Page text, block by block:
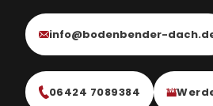
info@bodenbender-
06424 7089384